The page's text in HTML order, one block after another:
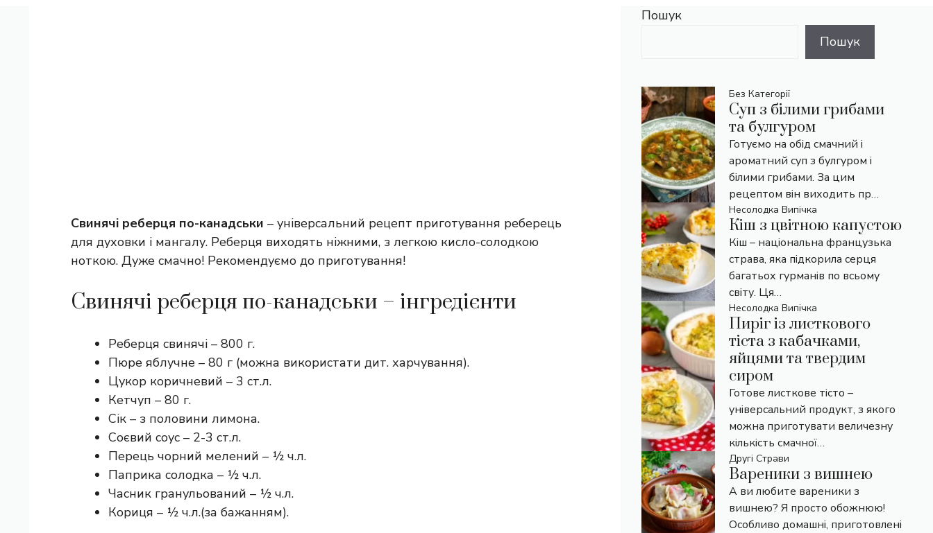
Свинячі реберця по-канадськи – універсальний рецепт приготування реберець
для духовки і мангалу. Реберця виходять ніжними, з легкою кисло-солодкою
ноткою. Дуже смачно! Рекомендуємо до приготування!
Свинячі реберця по-канадськи – інгредієнти
Реберця свинячі – 800 г.
Пюре яблучне – 80 г (можна використати дит. харчування).
Цукор коричневий – 3 ст.л.
Кетчуп – 80 г.
Сік – з половини лимона.
Соєвий соус – 2-3 ст.л.
Перець чорний мелений – ½ ч.л.
Паприка солодка – ½ ч.л.
Часник гранульований – ½ ч.л.
Кориця – ½ ч.л.(за бажанням).
Пошук
Пошук
Без Категорії
Суп з білими грибами
та булгуром
Готуємо на обід смачний і
ароматний суп з булгуром і
білими грибами. За цим
рецептом він виходить пр…
Несолодка Випічка
Кіш з цвітною капустою
Кіш – національна французька
страва, яка підкорила серця
багатьох гурманів по всьому
світу. Ця…
Несолодка Випічка
Пиріг із листкового
тіста з кабачками,
яйцями та твердим
сиром
Готове листкове тісто –
універсальний продукт, з якого
можна приготувати величезну
кількість смачної…
Другі Страви
Вареники з вишнею
А ви любите вареники з
вишнею? Я просто обожнюю!
Особливо домашні, приготовлені